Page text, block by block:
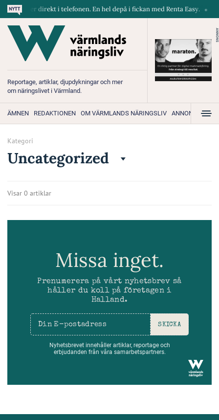
direkt i telefonen. En hel depå i fickan med Renta Easy.
Reportage, artiklar, djupdykningar och mer
om näringslivet i Värmland.
ANNONS
ÄMNEN REDAKTIONEN OM VÄRMLANDS NÄRINGSLIV ANNONSERA
Kategori
Uncategorized
Visar 0 artiklar
Missa inget.
Prenumerera på vårt nyhetsbrev så
håller du koll på företagen i
Halland.
SKICKA
Nyhetsbrevet innehåller artiklar, reportage och
erbjudanden från våra samarbetspartners.